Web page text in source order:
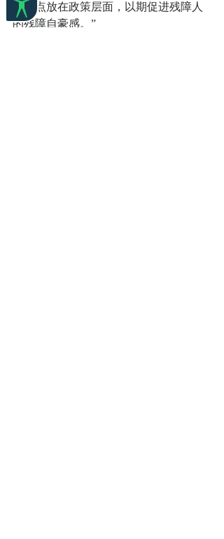
作重点放在政策层面，以期促进残障人
的残障自豪感。”